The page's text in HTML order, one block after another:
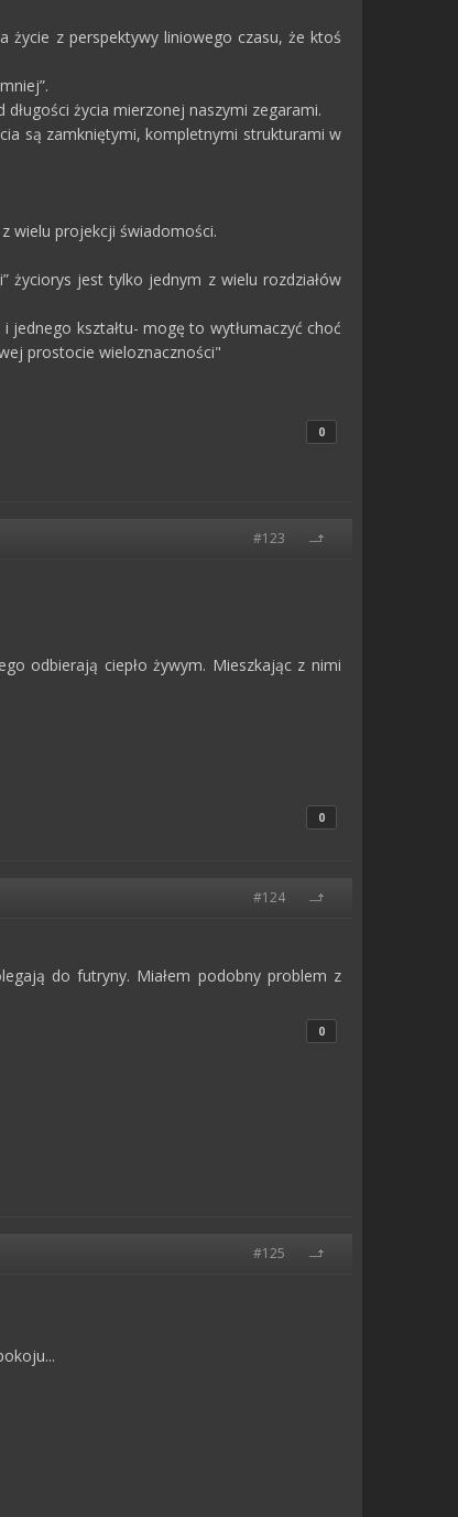
z perspektywy liniowego czasu, że ktoś
życia mierzonej naszymi zegarami.
są zamkniętymi, kompletnymi strukturami w
wielu projekcji świadomości.
życiorys jest tylko jednym z wielu rozdziałów
jednego kształtu- mogę to wytłumaczyć choć
prostocie wieloznaczności"
0
#123
odbierają ciepło żywym. Mieszkając z nimi
0
#124
do futryny. Miałem podobny problem z
0
#125